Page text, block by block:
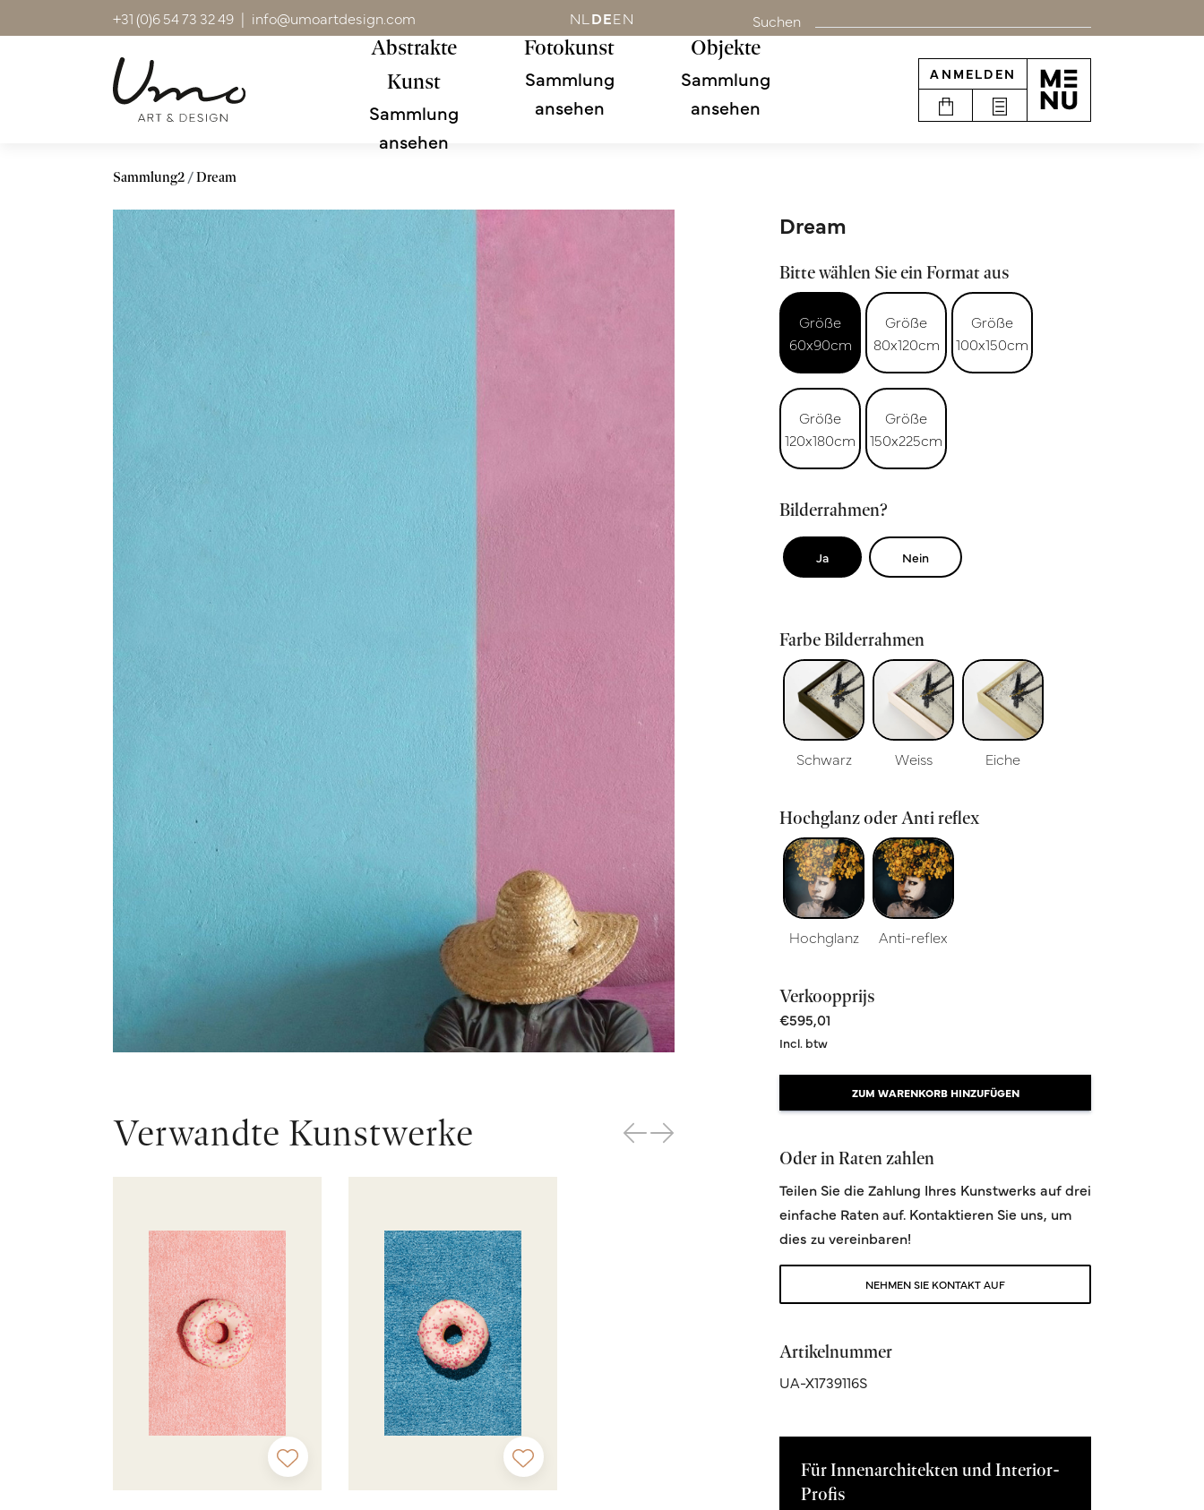
+31 (0)6 54 73 32 49 | info@umoartdesign.com NL DEEN Suchen
Abstrakte
Kunst
Sammlung
ansehen
Fotokunst
Sammlung
ansehen
Objekte
Sammlung
ansehen
ANMELDEN
Sammlung2 Dream
Verwandte Kunstwerke
Dream
Bitte wählen Sie ein Format aus
Größe
60x90cm
Größe
80x120cm
Größe
100x150cm
Größe
120x180cm
Größe
150x225cm
Bilderrahmen?
Ja Nein
Farbe Bilderrahmen
Schwarz Weiss Eiche
Hochglanz oder Anti reflex
Hochglanz Anti-reflex
Verkoopprijs
€595,01
Incl. btw
ZUM WARENKORB HINZUFÜGEN
Oder in Raten zahlen
Teilen Sie die Zahlung Ihres Kunstwerks auf drei
einfache Raten auf. Kontaktieren Sie uns, um
dies zu vereinbaren!
NEHMEN SIE KONTAKT AUF
Artikelnummer
UA-X1739116S
Für Innenarchitekten und Interior-
Profis